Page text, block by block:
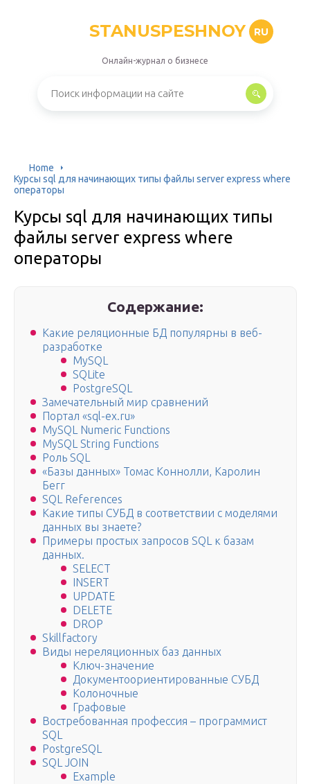
STANUSPESHNOY RU
Онлайн-журнал о бизнесе
Home
Курсы sql для начинающих типы файлы server express where
операторы
Курсы sql для начинающих типы
файлы server express where
операторы
Содержание:
Какие реляционные БД популярны в веб-
разработке
MySQL
SQLite
PostgreSQL
Замечательный мир сравнений
Портал «sql-ex.ru»
MySQL Numeric Functions
MySQL String Functions
Роль SQL
«Базы данных» Томас Коннолли, Каролин
Бегг
SQL References
Какие типы СУБД в соответствии с моделями
данных вы знаете?
Примеры простых запросов SQL к базам
данных.
SELECT
INSERT
UPDATE
DELETE
DROP
Skillfactory
Виды нереляционных баз данных
Ключ-значение
Документоориентированные СУБД
Колоночные
Графовые
Востребованная профессия – программист
SQL
PostgreSQL
SQL JOIN
Example